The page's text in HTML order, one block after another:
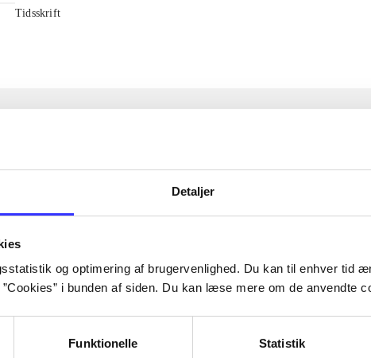
Detaljer
og optimering af brugervenlighed. Du kan til enhver tid
i bunden af siden. Du kan læse mere om de anvendte
Funktionelle Statistik
Tidsskrift